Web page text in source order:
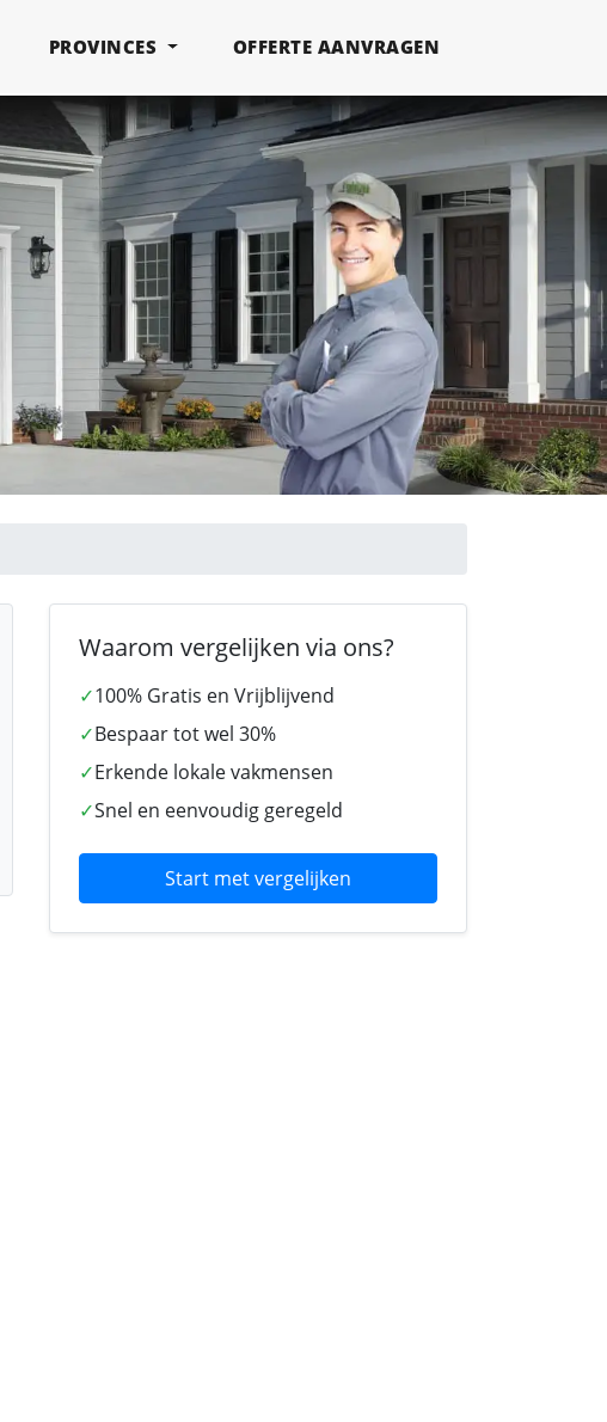
PROVINCES OFFERTE AANVRAGEN
Waarom vergelijken via ons?
✓100% Gratis en Vrijblijvend
✓Bespaar tot wel 30%
✓Erkende lokale vakmensen
✓Snel en eenvoudig geregeld
Start met vergelijken